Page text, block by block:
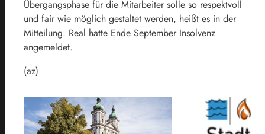
Übergangsphase für die Mitarbeiter solle so respektvoll
und fair wie möglich gestaltet werden, heißt es in der
Mitteilung. Real hatte Ende September Insolvenz
angemeldet.
(az)